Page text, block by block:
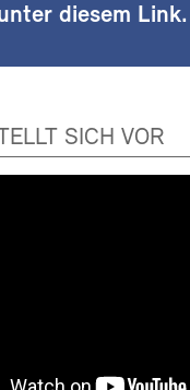
diesem Link.
SICH VOR